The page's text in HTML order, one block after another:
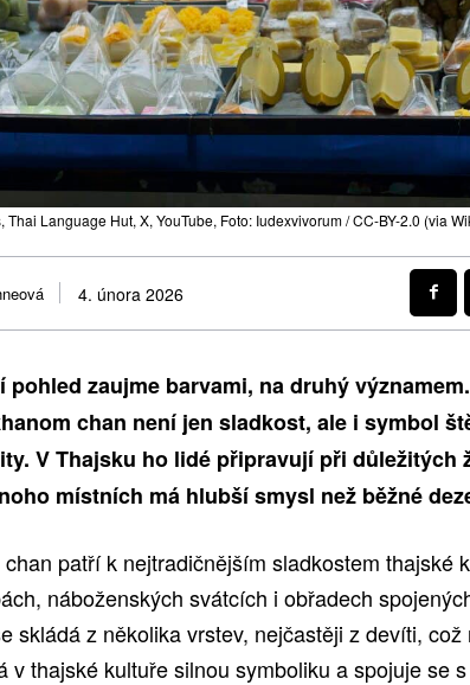
Thai Language Hut, X, YouTube, Foto: Iudexvivorum / CC-BY-2.0 (via
4. února 2026
pohled zaujme barvami, na druhý
chan není jen sladkost, ale i symbol
V Thajsku ho lidé připravují při důležitých
místních má hlubší smysl než běžné
chan patří k nejtradičnějším sladkostem thajské
náboženských svátcích i obřadech
skládá z několika vrstev, nejčastěji z devíti,
v thajské kultuře silnou symboliku a spojuje se